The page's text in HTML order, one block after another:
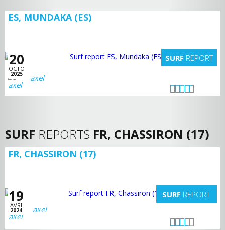
ES, MUNDAKA (ES)
20
OCTO
2025
SURF REPORT
axel
SURF REPORTS FR, CHASSIRON (17)
FR, CHASSIRON (17)
19
AVRI
2024
SURF REPORT
axel